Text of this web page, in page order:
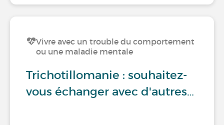
Vivre avec un trouble du comportement
ou une maladie mentale
Trichotillomanie : souhaitez-
vous échanger avec d'autres…